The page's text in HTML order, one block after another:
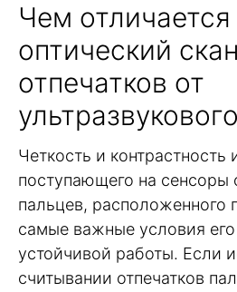
Чем отличается
оптический
отпечатков от
ультразвукового
Четкость и контрастность
поступающего на сенсоры
пальцев, расположенного
самые важные условия
устойчивой работы. Если
считывании отпечатков